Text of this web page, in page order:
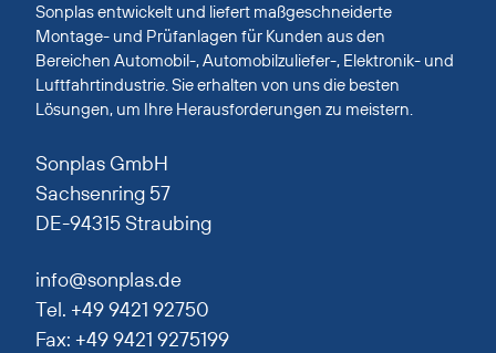
Sonplas entwickelt und liefert maßgeschneiderte
Montage- und Prüfanlagen für Kunden aus den
Bereichen Automobil-, Automobilzuliefer-, Elektronik- und
Luftfahrtindustrie. Sie erhalten von uns die besten
Lösungen, um Ihre Herausforderungen zu meistern.
Sonplas GmbH
Sachsenring 57
DE-94315 Straubing
info@sonplas.de
Tel. +49 9421 92750
Fax: +49 9421 9275199